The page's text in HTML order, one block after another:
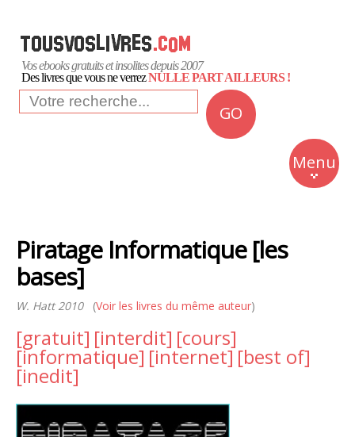
Vos ebooks gratuits et insolites depuis 2007
Des livres que vous ne verrezNULLE PART AILLEURS !
GO
Menu
Insolite
Business
Culture
Piratage Informatique [les
bases]
W. Hatt 2010(Voir les livres du même auteur)
[gratuit] [interdit] [cours]
[informatique] [internet][best of]
[inedit]